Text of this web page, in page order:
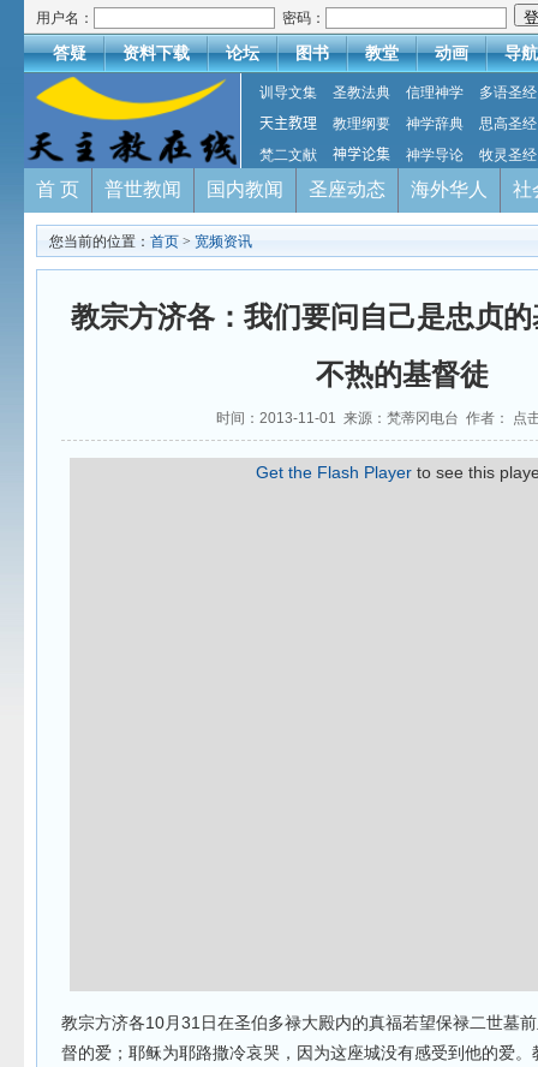
用户名： 密码：
答疑 资料下载 论坛 图书 教堂 动画 导航
训导文集 圣教法典 信理神学
多语圣经
天主教理
教理纲要 神学辞典
思高圣经
梵二文献
神学论集 神学导论 牧灵圣经
首 页 普世教闻 国内教闻 圣座动态 海外华人 社
您当前的位置： 首页 > 宽频资讯
教宗方济各：我们要问自己是忠贞
不热的基督徒
时间：2013-11-01 来源：梵蒂冈电台 作者： 点
Get the Flash Playerto see this
教宗方济各10月31日在圣伯多禄大殿内的真福若望保禄二世墓
督的爱；耶稣为耶路撒冷哀哭，因为这座城没有感受到他的爱